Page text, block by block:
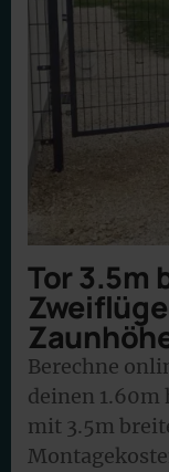
Tor 3.5m
Berechne
deinen 1.60m
mit 3.5m